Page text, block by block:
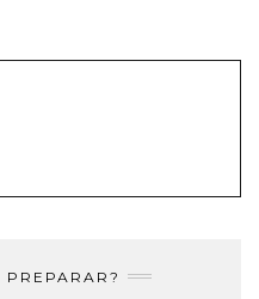
PREPARAR?